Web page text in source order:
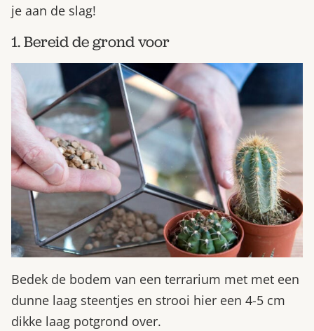
je aan de slag!
1. Bereid de grond voor
Bedek de bodem van een terrarium met met een
dunne laag steentjes en strooi hier een 4-5 cm
dikke laag potgrond over.